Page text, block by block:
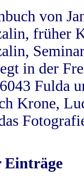
von
früher
in der
Fulda
Krone,
Einträge